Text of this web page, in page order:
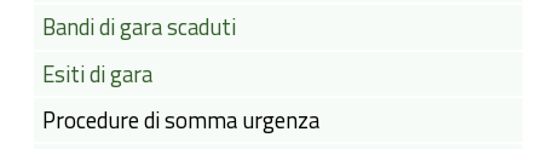
Bandi di gara scaduti
Esiti di gara
Procedure di somma urgenza